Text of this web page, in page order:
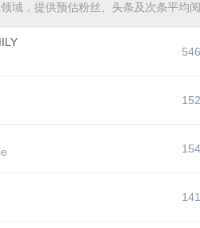
域，提供预估粉丝、头条及次条平均